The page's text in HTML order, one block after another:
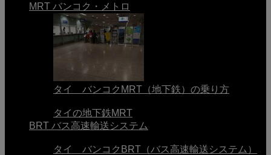
MRT バンコク・メトロ
タイ バンコクMRT（地下鉄）の乗り方
タイの地下鉄MRT
BRT バス高速輸送システム
タイ バンコクBRT（バス高速輸送システム）